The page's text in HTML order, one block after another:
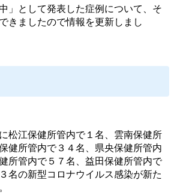
」として発表した症例について、そ
きましたので情報を更新しまし
松江保健所管内で１名、雲南保健所
健所管内で３４名、県央保健所管内
所管内で５７名、益田保健所管内で
名の新型コロナウイルス感染が新た